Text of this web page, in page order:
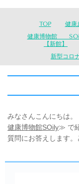
TOP 健康
健康博物館
【新館】
新型コロ
みなさんこんにちは
健康博物館SOily≫ で
質問にお答えします。